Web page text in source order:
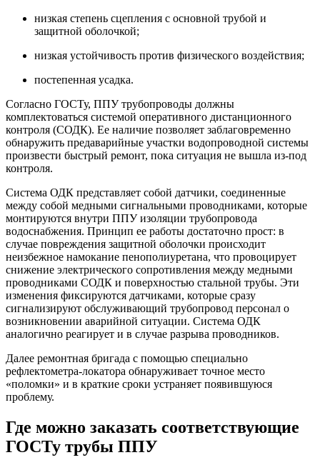
низкая степень сцепления с основной трубой и
защитной оболочкой;
низкая устойчивость против физического воздействия;
постепенная усадка.
Согласно ГОСТу, ППУ трубопроводы должны
комплектоваться системой оперативного дистанционного
контроля (СОДК). Ее наличие позволяет заблаговременно
обнаружить предаварийные участки водопроводной системы
произвести быстрый ремонт, пока ситуация не вышла из-под
контроля.
Система ОДК представляет собой датчики, соединенные
между собой медными сигнальными проводниками, которые
монтируются внутри ППУ изоляции трубопровода
водоснабжения. Принцип ее работы достаточно прост: в
случае повреждения защитной оболочки происходит
неизбежное намокание пенополиуретана, что провоцирует
снижение электрического сопротивления между медными
проводниками СОДК и поверхностью стальной трубы. Эти
изменения фиксируются датчиками, которые сразу
сигнализируют обслуживающий трубопровод персонал о
возникновении аварийной ситуации. Система ОДК
аналогично реагирует и в случае разрыва проводников.
Далее ремонтная бригада с помощью специально
рефлектометра-локатора обнаруживает точное место
«поломки» и в краткие сроки устраняет появившуюся
проблему.
Где можно заказать соответствующие
ГОСТу трубы ППУ